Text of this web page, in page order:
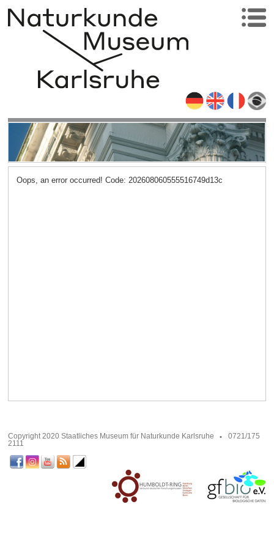
Oops, an error occurred! Code: 202608060555516749d13c
Copyright 2020 Staatliches Museum für Naturkunde Karlsruhe
0721/175
2111